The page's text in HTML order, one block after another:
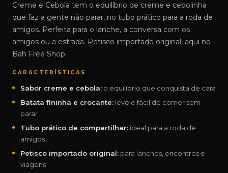
Creme e Cebola tem o equilíbrio de creme e cebolinha
que faz a gente não parar, no tubo prático para a roda de
amigos. Perfeita para o lanche, a conversa com os
amigos ou a estrada. Petisco importado original, aqui no
Bah Free Shop.
CARACTERÍSTICAS
Sabor creme e cebola: o equilíbrio que conquista de cara
Batata fininha e crocante: leve e fácil de comer sem
parar
Tubo prático de compartilhar: ideal para a roda de
amigos
Petisco importado original: para lanches, encontros e
viagens